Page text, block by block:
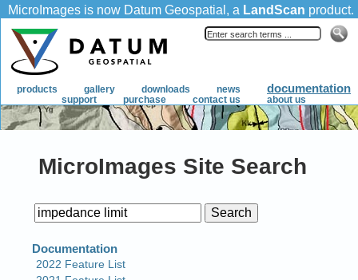
MicroImages Site Search